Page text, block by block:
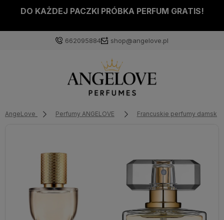
DO KAŻDEJ PACZKI PRÓBKA PERFUM GRATIS!
662095884 shop@angelove.pl
AngeLove Perfumy ANGELOVE Francuskie perfumy damskie